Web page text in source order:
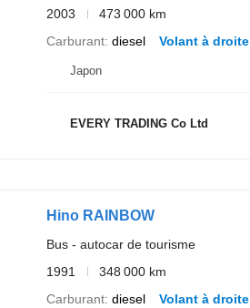
2003
473 000 km
Carburant diesel Volant à droite
Japon
EVERY TRADING Co Ltd
Hino RAINBOW
Bus - autocar de tourisme
1991
348 000 km
Carburant diesel Volant à droite